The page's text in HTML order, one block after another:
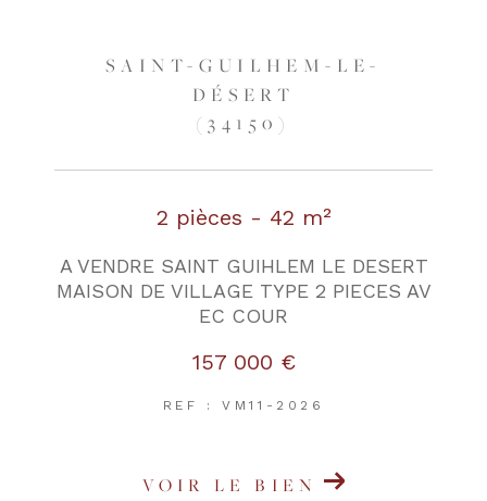
SAINT-GUILHEM-LE-
DÉSERT
(34150)
2 pièces - 42 m²
A VENDRE SAINT GUIHLEM LE DESERT
MAISON DE VILLAGE TYPE 2 PIECES AV
EC COUR
157 000 €
REF : VM11-2026
VOIR LE BIEN